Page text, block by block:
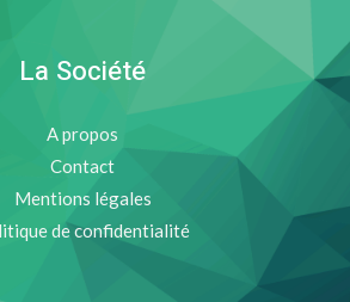
La Société
A propos
Contact
Mentions légales
de confidentialité